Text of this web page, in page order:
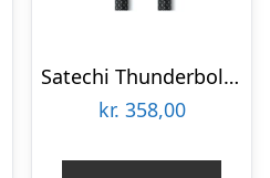
Satechi Thunderbolt 4 Pro Cable – 1 m
kr. 358,00